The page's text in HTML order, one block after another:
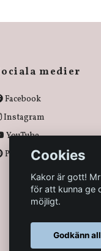
medier
Facebook
Instagram
YouTube
PinterestCookies
Kakor är gott!
för att kunna ge
möjligt.
Godkänn